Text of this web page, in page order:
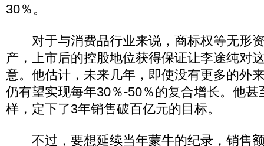
30％。
对于与消费品行业来说，商标权等无形
产，上市后的控股地位获得保证让李途纯对
意。他估计，未来几年，即使没有更多的外
仍有望实现每年30％-50％的复合增长。他甚
样，定下了3年销售破百亿元的目标。
不过，要想延续当年蒙牛的纪录，销售额